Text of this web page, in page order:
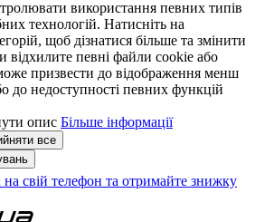
використання певних типів
технологій. Натисніть на
щоб дізнатися більше та змінити
певні файли cookie або
призвести до відображення менш
до недоступності певних функцій
опис Більше інформації
все
на свій телефон та отримайте знижку